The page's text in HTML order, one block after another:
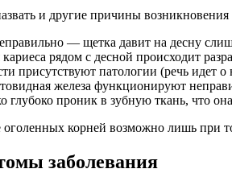
и другие причины возникновения
— щетка давит на десну
рядом с десной происходит
присутствуют патологии (речь идет
железа функционируют
глубоко проник в зубную ткань, что
корней возможно лишь при
заболевания